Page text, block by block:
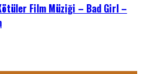
Film Müziği – Bad Girl –